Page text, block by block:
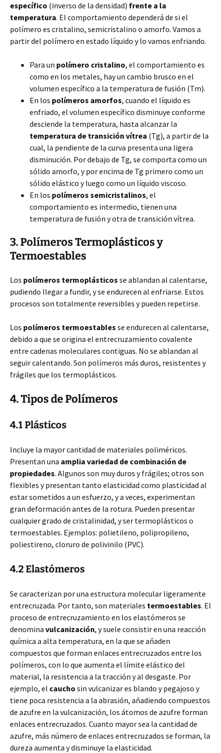
específico (inverso de la densidad) frente a la
temperatura. El comportamiento dependerá de si el
polímero es cristalino, semicristalino o amorfo. Vamos a
partir del polímero en estado líquido y lo vamos enfriando.
Para un polímero cristalino, el comportamiento es
como en los metales, hay un cambio brusco en el
volumen específico a la temperatura de fusión (Tm).
En los polímeros amorfos, cuando el líquido es
enfriado, el volumen específico disminuye conforme
desciende la temperatura, hasta alcanzar la
temperatura de transición vítrea (Tg), a partir de la
cual, la pendiente de la curva presenta una ligera
disminución. Por debajo de Tg, se comporta como un
sólido amorfo, y por encima de Tg primero como un
sólido elástico y luego como un líquido viscoso.
En los polímeros semicristalinos, el
comportamiento es intermedio, tienen una
temperatura de fusión y otra de transición vítrea.
3. Polímeros Termoplásticos y
Termoestables
Los polímeros termoplásticos se ablandan al calentarse,
pudiendo llegar a fundir, y se endurecen al enfriarse. Estos
procesos son totalmente reversibles y pueden repetirse.
Los polímeros termoestables se endurecen al calentarse,
debido a que se origina el entrecruzamiento covalente
entre cadenas moleculares contiguas. No se ablandan al
seguir calentando. Son polímeros más duros, resistentes y
frágiles que los termoplásticos.
4. Tipos de Polímeros
4.1 Plásticos
Incluye la mayor cantidad de materiales poliméricos.
Presentan una amplia variedad de combinación de
propiedades. Algunos son muy duros y frágiles; otros son
flexibles y presentan tanto elasticidad como plasticidad al
estar sometidos a un esfuerzo, y a veces, experimentan
gran deformación antes de la rotura. Pueden presentar
cualquier grado de cristalinidad, y ser termoplásticos o
termoestables. Ejemplos: polietileno, polipropileno,
poliestireno, cloruro de polivinilo (PVC).
4.2 Elastómeros
Se caracterizan por una estructura molecular ligeramente
entrecruzada. Por tanto, son materiales termoestables. El
proceso de entrecruzamiento en los elastómeros se
denomina vulcanización, y suele consistir en una reacción
química a alta temperatura, en la que se añaden
compuestos que forman enlaces entrecruzados entre los
polímeros, con lo que aumenta el límite elástico del
material, la resistencia a la tracción y al desgaste. Por
ejemplo, el caucho sin vulcanizar es blando y pegajoso y
tiene poca resistencia a la abrasión, añadiendo compuestos
de azufre en la vulcanización, los átomos de azufre forman
enlaces entrecruzados. Cuanto mayor sea la cantidad de
azufre, más número de enlaces entrecruzados se forman, la
dureza aumenta y disminuye la elasticidad.